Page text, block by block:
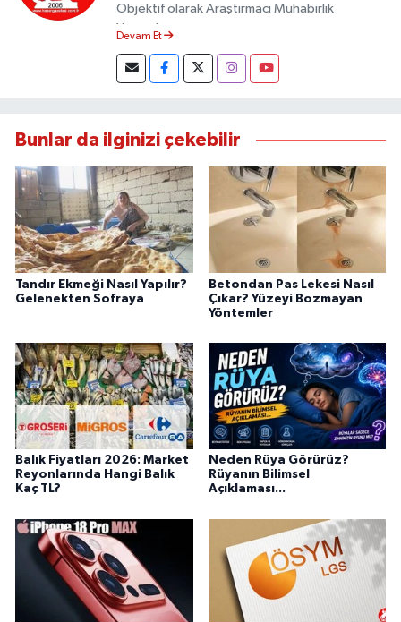
Objektif olarak Araştırmacı Muhabirlik
Yapmaktayım.
Devam Et
Bunlar da ilginizi çekebilir
Tandır Ekmeği Nasıl Yapılır?
Gelenekten Sofraya
Betondan Pas Lekesi Nasıl
Çıkar? Yüzeyi Bozmayan
Yöntemler
Balık Fiyatları 2026: Market
Reyonlarında Hangi Balık
Kaç TL?
Neden Rüya Görürüz?
Rüyanın Bilimsel
Açıklaması...